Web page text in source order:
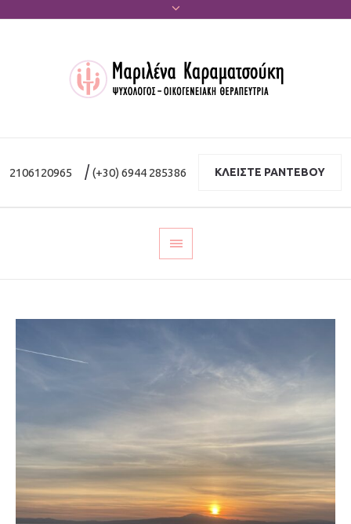
2106120965 |(+30) 6944 285386 ΚΛΕΙΣΤΕ ΡΑΝΤΕΒΟΥ